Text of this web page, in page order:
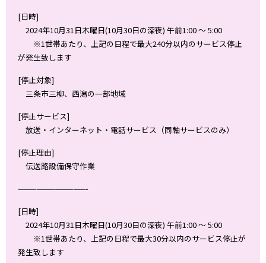
[日時]
2024年10月31日木曜日(10月30日の深夜) 午前1:00 ～ 5:00
※1世帯あたり、上記の日程で最大240分以内のサービス停止
が発生致します
[停止対象]
三条市三柳、西潟の一部地域
[停止サービス]
放送・インターネット・電話サービス（同軸サービスのみ）
[停止理由]
伝送路設備保守作業
———————————-
[日時]
2024年10月31日木曜日(10月30日の深夜) 午前1:00 ～ 5:00
※1世帯あたり、上記の日程で最大30分以内のサービス停止が
発生致します